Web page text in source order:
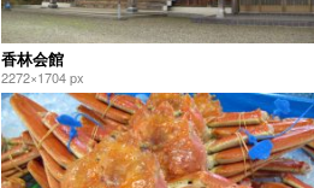
香林会館
2272×1704 px